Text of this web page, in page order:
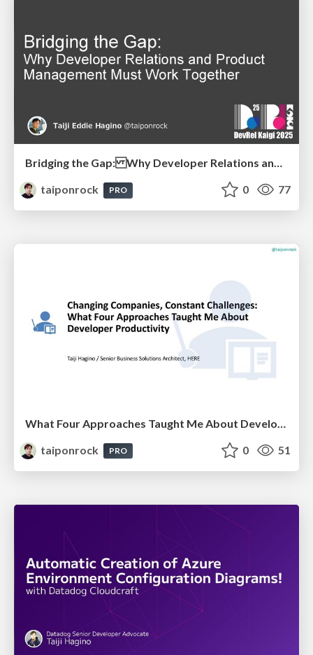
Bridging the Gap: Why Developer Relations and Product Management Must Work Together
taiponrock
PRO 0 77
What Four Approaches Taught Me About Developer Productivity
taiponrock
PRO 0 51